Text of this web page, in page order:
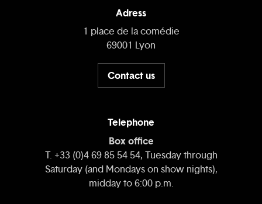
Adress
1 place de la comédie
69001 Lyon
Contact us
Telephone
Box office
T. +33 (0)4 69 85 54 54, Tuesday through
Saturday (and Mondays on show nights),
midday to 6:00 p.m.